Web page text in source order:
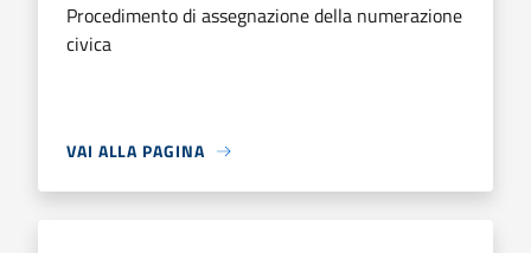
Procedimento di assegnazione della numerazione
civica
VAI ALLA PAGINA